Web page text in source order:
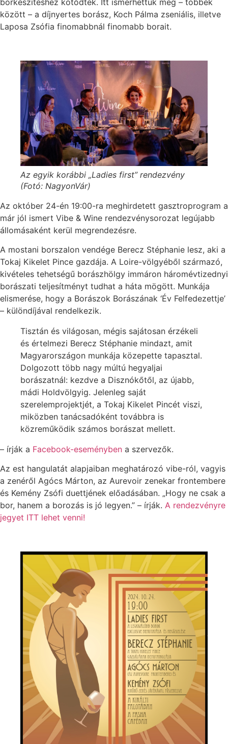
borkészítéshez kötődtek. Itt ismerhettük meg – többek
között – a díjnyertes borász, Koch Pálma zseniális, illetve
Laposa Zsófia finomabbnál finomabb borait.
Az egyik korábbi „Ladies first” rendezvény
(Fotó: NagyonVár)
Az október 24-én 19:00-ra meghirdetett gasztroprogram a
már jól ismert Vibe & Wine rendezvénysorozat legújabb
állomásaként kerül megrendezésre.
A mostani borszalon vendége Berecz Stéphanie lesz, aki a
Tokaj Kikelet Pince gazdája. A Loire-völgyéből származó,
kivételes tehetségű borászhölgy immáron háromévtizednyi
borászati teljesítményt tudhat a háta mögött. Munkája
elismerése, hogy a Borászok Borászának ‘Év Felfedezettje’
– különdíjával rendelkezik.
Tisztán és világosan, mégis sajátosan érzékeli
és értelmezi Berecz Stéphanie mindazt, amit
Magyarországon munkája közepette tapasztal.
Dolgozott több nagy múltú hegyaljai
borászatnál: kezdve a Disznókőtől, az újabb,
mádi Holdvölgyig. Jelenleg saját
szerelemprojektjét, a Tokaj Kikelet Pincét viszi,
miközben tanácsadóként továbbra is
közreműködik számos borászat mellett.
– írják a Facebook-eseményben a szervezők.
Az est hangulatát alapjaiban meghatározó vibe-ról, vagyis
a zenéről Agócs Márton, az Aurevoir zenekar frontembere
és Kemény Zsófi duettjének előadásában. „Hogy ne csak a
bor, hanem a borozás is jó legyen.” – írják. A rendezvényre
jegyet ITT lehet venni!